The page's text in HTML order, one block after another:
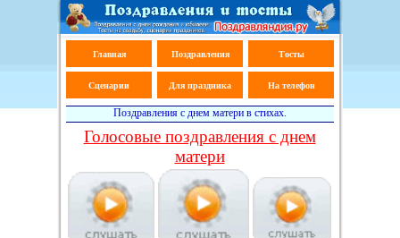
Главная Поздравления Тосты
Сценарии Для праздника На телефон
Поздравления с днем матери в стихах.
Голосовые поздравления с днем
матери